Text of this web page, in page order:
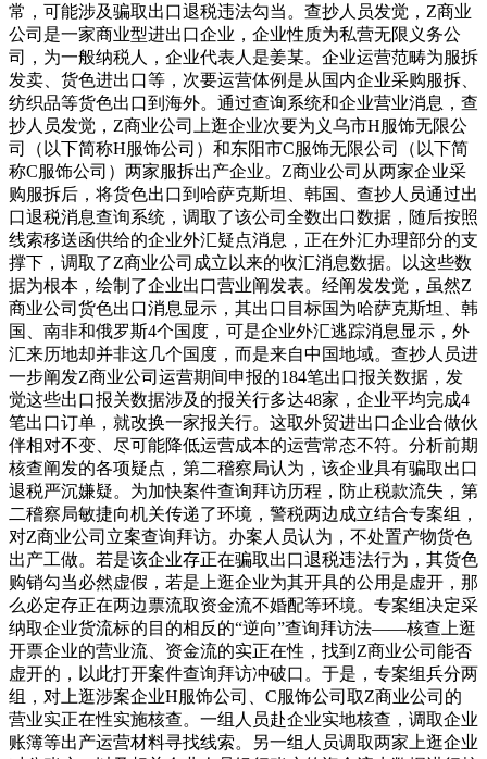
常，可能涉及骗取出口退税违法勾当。查抄人员发觉，Z商业
公司是一家商业型进出口企业，企业性质为私营无限义务公
司，为一般纳税人，企业代表人是姜某。企业运营范畴为服拆
发卖、货色进出口等，次要运营体例是从国内企业采购服拆、
纺织品等货色出口到海外。通过查询系统和企业营业消息，查
抄人员发觉，Z商业公司上逛企业次要为义乌市H服饰无限公
司（以下简称H服饰公司）和东阳市C服饰无限公司（以下简
称C服饰公司）两家服拆出产企业。Z商业公司从两家企业采
购服拆后，将货色出口到哈萨克斯坦、韩国、查抄人员通过出
口退税消息查询系统，调取了该公司全数出口数据，随后按照
线索移送函供给的企业外汇疑点消息，正在外汇办理部分的支
撑下，调取了Z商业公司成立以来的收汇消息数据。以这些数
据为根本，绘制了企业出口营业阐发表。经阐发发觉，虽然Z
商业公司货色出口消息显示，其出口目标国为哈萨克斯坦、韩
国、南非和俄罗斯4个国度，可是企业外汇逃踪消息显示，外
汇来历地却并非这几个国度，而是来自中国地域。查抄人员进
一步阐发Z商业公司运营期间申报的184笔出口报关数据，发
觉这些出口报关数据涉及的报关行多达48家，企业平均完成4
笔出口订单，就改换一家报关行。这取外贸进出口企业合做伙
伴相对不变、尽可能降低运营成本的运营常态不符。分析前期
核查阐发的各项疑点，第二稽察局认为，该企业具有骗取出口
退税严沉嫌疑。为加快案件查询拜访历程，防止税款流失，第
二稽察局敏捷向机关传递了环境，警税两边成立结合专案组，
对Z商业公司立案查询拜访。办案人员认为，不处置产物货色
出产工做。若是该企业存正在骗取出口退税违法行为，其货色
购销勾当必然虚假，若是上逛企业为其开具的公用是虚开，那
么必定存正在两边票流取资金流不婚配等环境。专案组决定采
纳取企业货流标的目的相反的“逆向”查询拜访法——核查上逛
开票企业的营业流、资金流的实正在性，找到Z商业公司能否
虚开的，以此打开案件查询拜访冲破口。于是，专案组兵分两
组，对上逛涉案企业H服饰公司、C服饰公司取Z商业公司的
营业实正在性实施核查。一组人员赴企业实地核查，调取企业
账簿等出产运营材料寻找线索。另一组人员调取两家上逛企业